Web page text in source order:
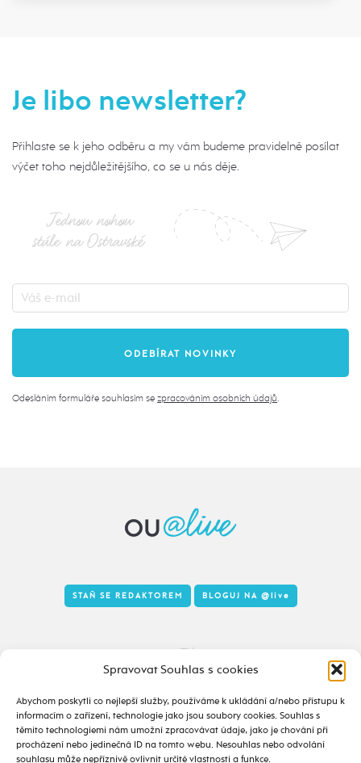
Spravovat Souhlas s cookies
Abychom poskytli co nejlepší služby, používáme k ukládání a/nebo přístupu k
informacím o zařízení, technologie jako jsou soubory cookies. Souhlas s
těmito technologiemi nám umožní zpracovávat údaje, jako je chování při
procházení nebo jedinečná ID na tomto webu. Nesouhlas nebo odvolání
souhlasu může nepříznivě ovlivnit určité vlastnosti a funkce.
Je libo newsletter?
Přihlaste se k jeho odběru a my vám budeme pravidelně posílat
výčet toho nejdůležitějšího, co se u nás děje.
Jednou nohou
stále na Ostravské
Odesláním formuláře souhlasím se zpracováním osobních údajů
Tady to taky žije
STAŇ SE REDAKTOREM BLOGUJ NA @live